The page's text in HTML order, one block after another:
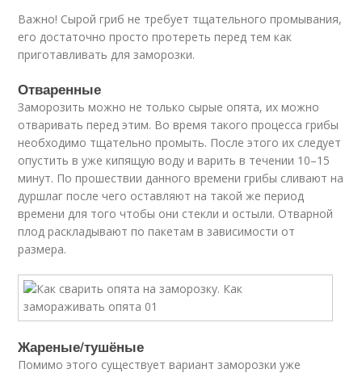
Важно! Сырой гриб не требует тщательного промывания,
его достаточно просто протереть перед тем как
приготавливать для заморозки.
Отваренные
Заморозить можно не только сырые опята, их можно
отваривать перед этим. Во время такого процесса грибы
необходимо тщательно промыть. После этого их следует
опустить в уже кипящую воду и варить в течении 10–15
минут. По прошествии данного времени грибы сливают на
дуршлаг после чего оставляют на такой же период
времени для того чтобы они стекли и остыли. Отварной
плод раскладывают по пакетам в зависимости от
размера.
Жареные/тушёные
Помимо этого существует вариант заморозки уже